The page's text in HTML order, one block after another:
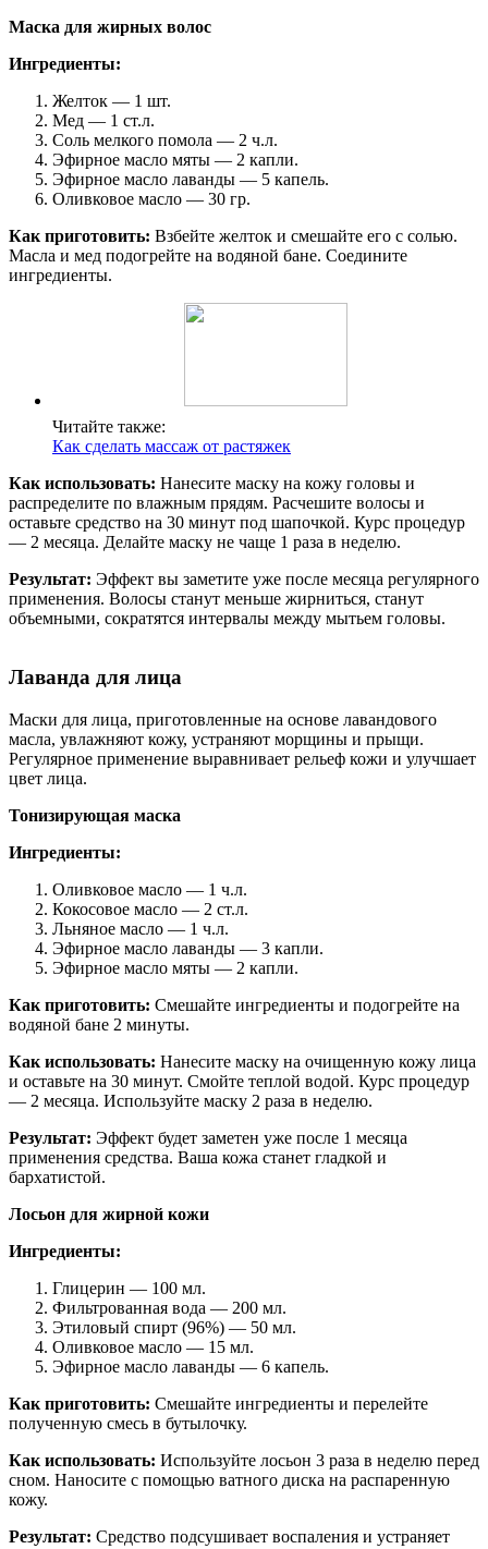
Маска для жирных волос
Ингредиенты:
Желток — 1 шт.
Мед — 1 ст.л.
Соль мелкого помола — 2 ч.л.
Эфирное масло мяты — 2 капли.
Эфирное масло лаванды — 5 капель.
Оливковое масло — 30 гр.
Как приготовить: Взбейте желток и смешайте его с солью.
Масла и мед подогрейте на водяной бане. Соедините
ингредиенты.
Читайте также:
Как сделать массаж от растяжек
Как использовать: Нанесите маску на кожу головы и
распределите по влажным прядям. Расчешите волосы и
оставьте средство на 30 минут под шапочкой. Курс процедур
— 2 месяца. Делайте маску не чаще 1 раза в неделю.
Результат: Эффект вы заметите уже после месяца регулярного
применения. Волосы станут меньше жирниться, станут
объемными, сократятся интервалы между мытьем головы.
Лаванда для лица
Маски для лица, приготовленные на основе лавандового
масла, увлажняют кожу, устраняют морщины и прыщи.
Регулярное применение выравнивает рельеф кожи и улучшает
цвет лица.
Тонизирующая маска
Ингредиенты:
Оливковое масло — 1 ч.л.
Кокосовое масло — 2 ст.л.
Льняное масло — 1 ч.л.
Эфирное масло лаванды — 3 капли.
Эфирное масло мяты — 2 капли.
Как приготовить: Смешайте ингредиенты и подогрейте на
водяной бане 2 минуты.
Как использовать: Нанесите маску на очищенную кожу лица
и оставьте на 30 минут. Смойте теплой водой. Курс процедур
— 2 месяца. Используйте маску 2 раза в неделю.
Результат: Эффект будет заметен уже после 1 месяца
применения средства. Ваша кожа станет гладкой и
бархатистой.
Лосьон для жирной кожи
Ингредиенты:
Глицерин — 100 мл.
Фильтрованная вода — 200 мл.
Этиловый спирт (96%) — 50 мл.
Оливковое масло — 15 мл.
Эфирное масло лаванды — 6 капель.
Как приготовить: Смешайте ингредиенты и перелейте
полученную смесь в бутылочку.
Как использовать: Используйте лосьон 3 раза в неделю перед
сном. Наносите с помощью ватного диска на распаренную
кожу.
Результат: Средство подсушивает воспаления и устраняет